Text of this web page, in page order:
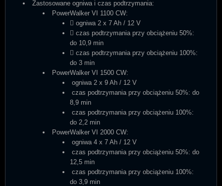
Zastosowane ogniwa i czas podtrzymania:
PowerWalker VI 1100 CW:
 ogniwa 2 x 7 Ah / 12 V
 czas podtrzymania przy obciążeniu 50%:
do 10,9 min
 czas podtrzymania przy obciążeniu 100%:
do 3 min
PowerWalker VI 1500 CW:
ogniwa 2 x 9 Ah / 12 V
czas podtrzymania przy obciążeniu 50%: do
8,9 min
czas podtrzymania przy obciążeniu 100%:
do 2,2 min
PowerWalker VI 2000 CW:
ogniwa 4 x 7 Ah / 12 V
czas podtrzymania przy obciążeniu 50%: do
12,5 min
czas podtrzymania przy obciążeniu 100%:
do 3,9 min